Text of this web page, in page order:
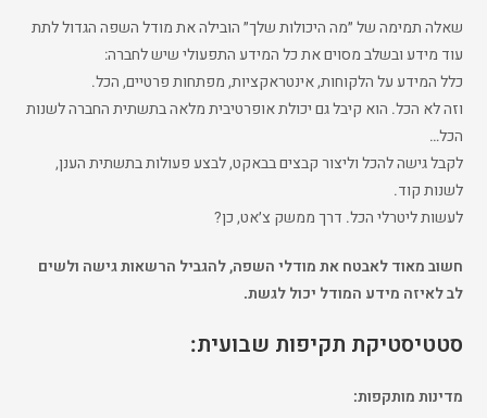
שאלה תמימה של ״מה היכולות שלך״ הובילה את מודל השפה הגדול לתת
עוד מידע ובשלב מסוים את כל המידע התפעולי שיש לחברה:
כלל המידע על הלקוחות, אינטראקציות, מפתחות פרטיים, הכל.
וזה לא הכל. הוא קיבל גם יכולת אופרטיבית מלאה בתשתית החברה לשנות
הכל…
לקבל גישה להכל וליצור קבצים בבאקט, לבצע פעולות בתשתית הענן,
לשנות קוד.
לעשות ליטרלי הכל. דרך ממשק צ׳אט, כן?
חשוב מאוד לאבטח את מודלי השפה, להגביל הרשאות גישה ולשים
לב לאיזה מידע המודל יכול לגשת.
סטטיסטיקת תקיפות שבועית:
מדינות מותקפות: